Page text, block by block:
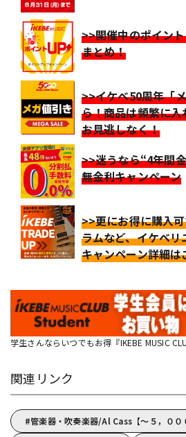
>>開催中のポイン
まとめ！
>>イケベ50周年「
ら！商品は頻繁に
お見逃しなく！
>>迷うなら“4年間
無金利キャンペーン
>>更にお得に購入
ラムなど、イケベ
キャンペーン詳細は
学生さんならいつでもお得『IKEBE MUSIC
関連リンク
管楽器・吹奏楽器/Al Cass【～５，００